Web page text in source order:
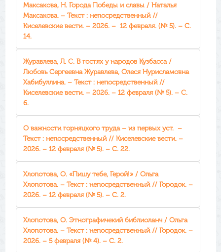
Максакова, Н. Города Победы и славы / Наталья
Максакова. – Текст : непосредственный //
Киселевские вести. – 2026. – 12 февраля. (№ 5). – С.
14.
Журавлева, Л. С. В гостях у народов Кузбасса /
Любовь Сергеевна Журавлева, Олеся Нурисламовна
Хабибуллина. – Текст : непосредственный //
Киселевские вести. – 2026. – 12 февраля (№ 5). – С.
6.
О важности горняцкого труда – из первых уст. –
Текст : непосредственный // Киселевские вести. –
2026. – 12 февраля (№ 5). – С. 22.
Хлопотова, О. «Пишу тебе, Герой!» / Ольга
Хлопотова. – Текст : непосредственный // Городок. –
2026. – 12 февраля (№ 5). – С. 2.
Хлопотова, О. Этнографичекий библиоланч / Ольга
Хлопотова. – Текст : непосредственный // Городок. –
2026. – 5 февраля (№ 4). – С. 2.